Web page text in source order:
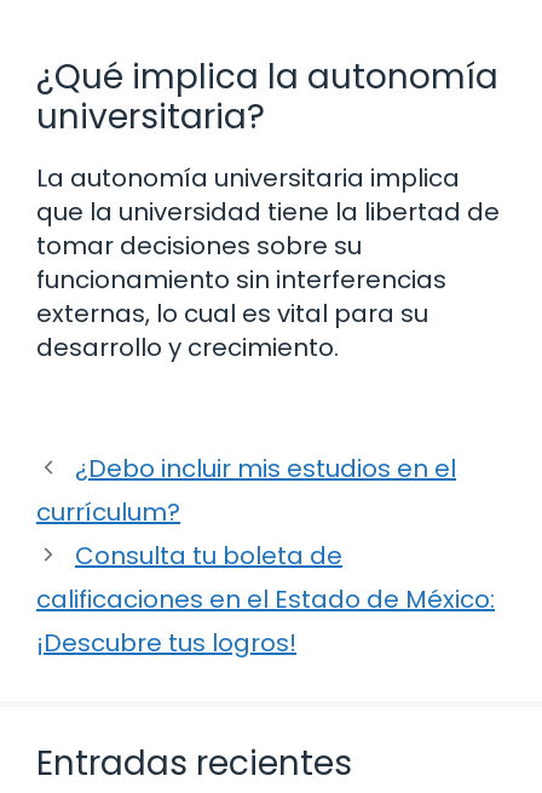
¿Qué implica la autonomía
universitaria?
La autonomía universitaria implica
que la universidad tiene la libertad de
tomar decisiones sobre su
funcionamiento sin interferencias
externas, lo cual es vital para su
desarrollo y crecimiento.
¿Debo incluir mis estudios en el
currículum?
Consulta tu boleta de
calificaciones en el Estado de México:
¡Descubre tus logros!
Entradas recientes